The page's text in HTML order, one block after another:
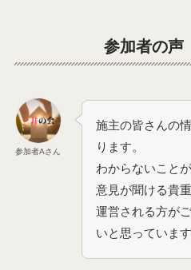
参加者の
参加者Aさん
施主の皆さんの
ります。
わからないこと
意見が聞ける貴
運営される方が
いと思っています